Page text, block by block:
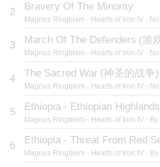
2 Bravery Of The Minority
Magnus Ringblom - Hearts of Iron IV - No Step
3 March Of The Defenders (游戏
Magnus Ringblom - Hearts of Iron IV - No Step
4 The Sacred War (神圣的战争)
Magnus Ringblom - Hearts of Iron IV - No Step
5 Ethiopia - Ethiopian Highlands
Magnus Ringblom - Hearts of Iron IV - By Blood
6 Ethiopia - Threat From Red
Magnus Ringblom - Hearts of Iron IV - By Blood